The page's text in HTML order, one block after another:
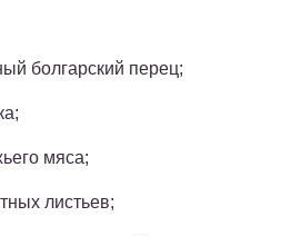
болгарский перец;
мяса;
листьев;